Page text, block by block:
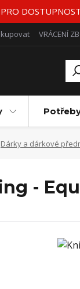
PRO
VRÁCENÍ
Dárky a dárkové
-